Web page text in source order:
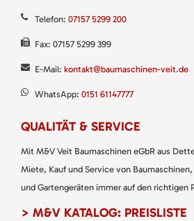
Telefon: 07157 5299 200
Fax: 07157 5299 399
E-Mail: kontakt@baumaschinen-veit.de
WhatsApp: 0151 61147777
QUALITÄT & SERVICE
Mit M&V Veit Baumaschinen eGbR aus
Miete, Kauf und Service von
und Gartengeräten immer auf den richtigen
> M&V KATALOG: PREISLISTE